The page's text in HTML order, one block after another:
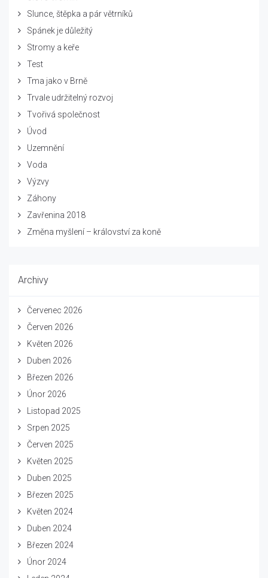
Slunce, štěpka a pár větrníků
Spánek je důležitý
Stromy a keře
Test
Tma jako v Brně
Trvale udržitelný rozvoj
Tvořivá společnost
Úvod
Uzemnění
Voda
Výzvy
Záhony
Zavřenina 2018
Změna myšlení – království za koně
Archivy
Červenec 2026
Červen 2026
Květen 2026
Duben 2026
Březen 2026
Únor 2026
Listopad 2025
Srpen 2025
Červen 2025
Květen 2025
Duben 2025
Březen 2025
Květen 2024
Duben 2024
Březen 2024
Únor 2024